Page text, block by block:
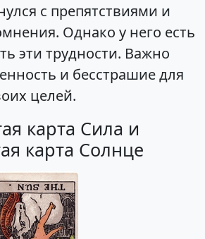
с препятствиями и
Однако у него есть
эти трудности. Важно
и бесстрашие для
целей.
карта Сила и
карта Солнце